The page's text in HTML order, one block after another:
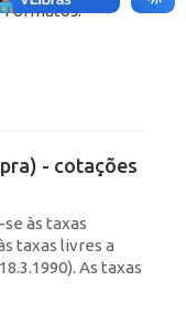
Formatos:
- cotações
às taxas
taxas livres a
As taxas